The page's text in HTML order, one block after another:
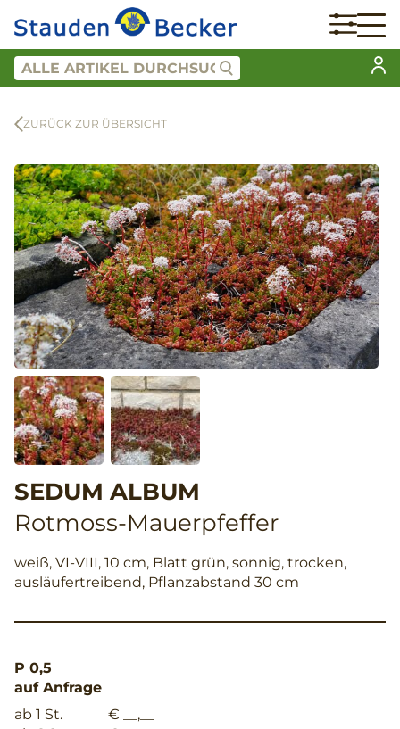
ZURÜCK ZUR ÜBERSICHT
SEDUM ALBUM
Rotmoss-Mauerpfeffer
weiß, VI-VIII, 10 cm, Blatt grün, sonnig, trocken,
ausläufertreibend, Pflanzabstand 30 cm
P 0,5
auf Anfrage
ab 1 St.
€ __,__